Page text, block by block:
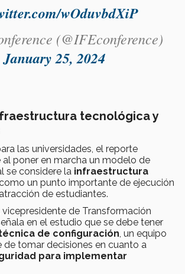
wOduvbdXiP
(@IFEconference)
January 25, 2024
tecnológica y
las universidades, el reporte
poner en marcha un modelo de
se considere la infraestructura
un punto importante de ejecución
de estudiantes.
vicepresidente de Transformación
en el estudio que se debe tener
de configuración, un equipo
de tomar decisiones en cuanto a
para implementar